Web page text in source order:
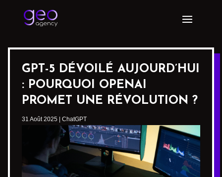
GPT-5 DÉVOILÉ AUJOURD’HUI
: POURQUOI OPENAI
PROMET UNE RÉVOLUTION ?
31 Août 2025 ChatGPT